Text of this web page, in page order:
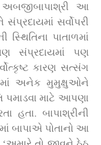
અબજીબાપાશ્રી આ
સર્વોપરી
પાતાળમાં
સંપ્રદાયમાં પણ
કારણ સત્સંગ
અનેક મુમુક્ષુઓને
પમાડવા માટે આપણા
હતા. બાપાશ્રીની
બાપાએ પોતાનો આ